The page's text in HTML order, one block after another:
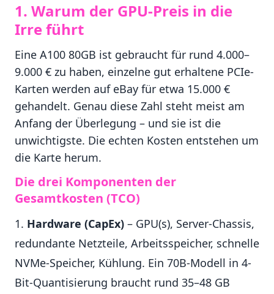
1. Warum der GPU-Preis in die
Irre führt
Eine A100 80GB ist gebraucht für rund 4.000–
9.000 € zu haben, einzelne gut erhaltene PCIe-
Karten werden auf eBay für etwa 15.000 €
gehandelt. Genau diese Zahl steht meist am
Anfang der Überlegung – und sie ist die
unwichtigste. Die echten Kosten entstehen um
die Karte herum.
Die drei Komponenten der
Gesamtkosten (TCO)
Hardware (CapEx) – GPU(s), Server-Chassis,
redundante Netzteile, Arbeitsspeicher, schnelle
NVMe-Speicher, Kühlung. Ein 70B-Modell in 4-
Bit-Quantisierung braucht rund 35–48 GB